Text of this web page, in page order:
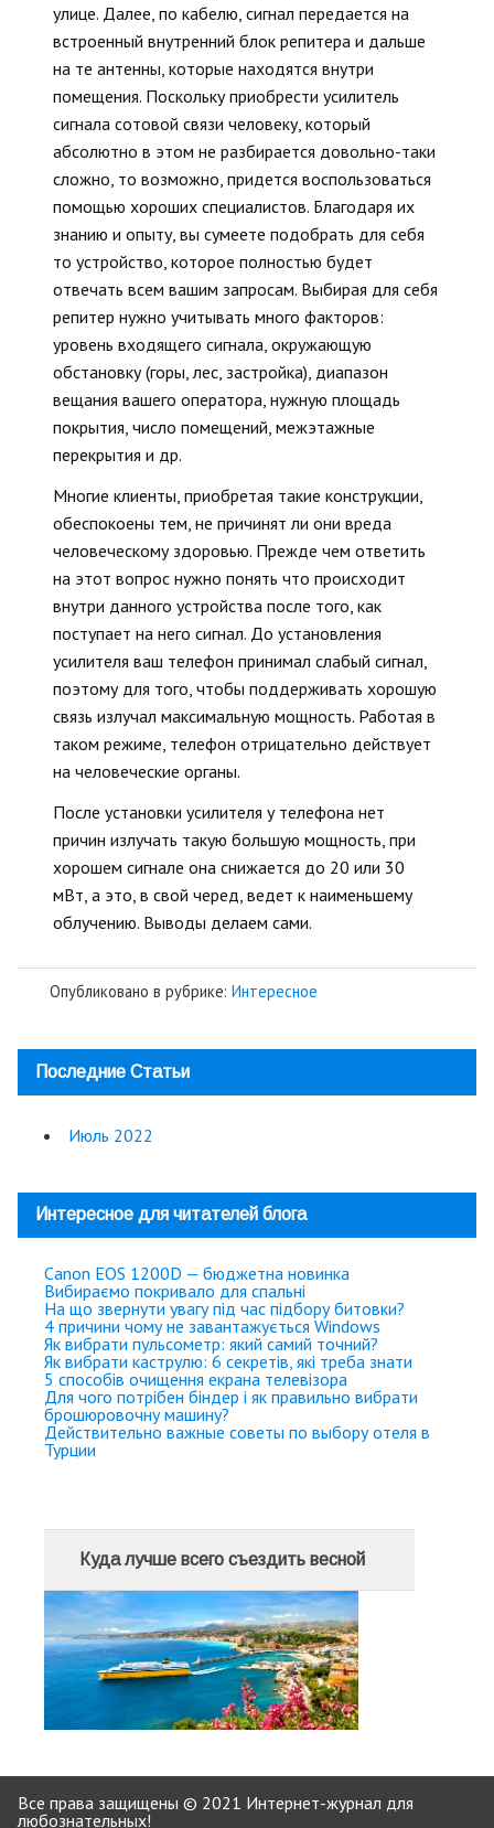
улице. Далее, по кабелю, сигнал передается на
встроенный внутренний блок репитера и дальше
на те антенны, которые находятся внутри
помещения. Поскольку приобрести усилитель
сигнала сотовой связи человеку, который
абсолютно в этом не разбирается довольно-таки
сложно, то возможно, придется воспользоваться
помощью хороших специалистов. Благодаря их
знанию и опыту, вы сумеете подобрать для себя
то устройство, которое полностью будет
отвечать всем вашим запросам. Выбирая для себя
репитер нужно учитывать много факторов:
уровень входящего сигнала, окружающую
обстановку (горы, лес, застройка), диапазон
вещания вашего оператора, нужную площадь
покрытия, число помещений, межэтажные
перекрытия и др.
Многие клиенты, приобретая такие конструкции,
обеспокоены тем, не причинят ли они вреда
человеческому здоровью. Прежде чем ответить
на этот вопрос нужно понять что происходит
внутри данного устройства после того, как
поступает на него сигнал. До установления
усилителя ваш телефон принимал слабый сигнал,
поэтому для того, чтобы поддерживать хорошую
связь излучал максимальную мощность. Работая в
таком режиме, телефон отрицательно действует
на человеческие органы.
После установки усилителя у телефона нет
причин излучать такую большую мощность, при
хорошем сигнале она снижается до 20 или 30
мВт, а это, в свой черед, ведет к наименьшему
облучению. Выводы делаем сами.
Опубликовано в рубрике: Интересное
Последние Статьи
Июль 2022
Интересное для читателей блога
Canon EOS 1200D — бюджетна новинка
Вибираємо покривало для спальні
На що звернути увагу під час підбору битовки?
4 причини чому не завантажується Windows
Як вибрати пульсометр: який самий точний?
Як вибрати каструлю: 6 секретів, які треба знати
5 способів очищення екрана телевізора
Для чого потрібен біндер і як правильно вибрати
брошюровочну машину?
Действительно важные советы по выбору отеля в
Турции
Куда лучше всего съездить весной
Все права защищены © 2021 Интернет-журнал для
любознательных!